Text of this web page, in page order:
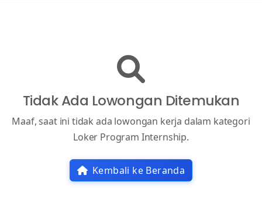
Tidak Ada Lowongan Ditemukan
Maaf, saat ini tidak ada lowongan kerja dalam kategori
Loker Program Internship.
Kembali ke Beranda